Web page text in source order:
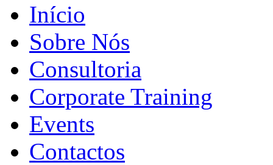
Início
Sobre Nós
Consultoria
Corporate Training
Events
Contactos